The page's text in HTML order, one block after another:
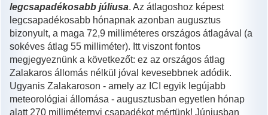
legcsapadékosabb júliusa. Az átlagoshoz képest
legcsapadékosabb hónapnak azonban augusztus
bizonyult, a maga 72,9 milliméteres országos átlagával (a
sokéves átlag 55 milliméter). Itt viszont fontos
megjegyeznünk a következőt: ez az országos átlag
Zalakaros állomás nélkül jóval kevesebbnek adódik.
Ugyanis Zalakaroson - amely az ICI egyik legújabb
meteorológiai állomása - augusztusban egyetlen hónap
alatt 270 milliméternyi csapadékot mértünk! Júniusban